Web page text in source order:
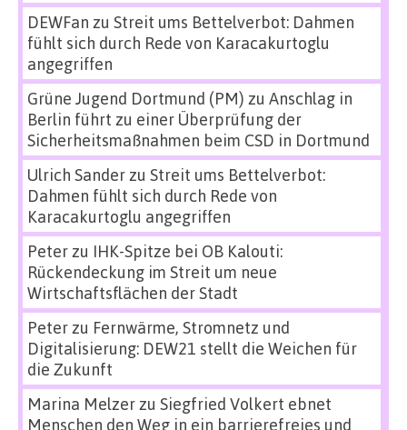
DEWFan zu Streit ums Bettelverbot: Dahmen
fühlt sich durch Rede von Karacakurtoglu
angegriffen
Grüne Jugend Dortmund (PM) zu Anschlag in
Berlin führt zu einer Überprüfung der
Sicherheitsmaßnahmen beim CSD in Dortmund
Ulrich Sanderzu Streit ums Bettelverbot:
Dahmen fühlt sich durch Rede von
Karacakurtoglu angegriffen
Peterzu IHK-Spitze bei OB Kalouti:
Rückendeckung im Streit um neue
Wirtschaftsflächen der Stadt
Peterzu Fernwärme, Stromnetz und
Digitalisierung: DEW21 stellt die Weichen für
die Zukunft
Marina Melzerzu Siegfried Volkert ebnet
Menschen den Weg in ein barrierefreies und